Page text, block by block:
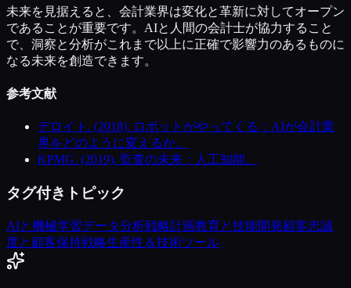
未来を見据えると、会計業界は変化と革新に対してオープン
であることが重要です。AIと人間の会計士が協力すること
で、洞察と分析がこれまで以上に正確で影響力のあるものに
なる未来を創造できます。
参考文献
デロイト. (2018). ロボットがやってくる：AIが会計業
界をどのように変えるか。
KPMG. (2019). 監査の未来：人工知能。
タグ付きトピック
AIと機械学習データ分析戦略計画教育と技能開発顧客忠誠
度と顧客保持戦略生産性＆技術ツール